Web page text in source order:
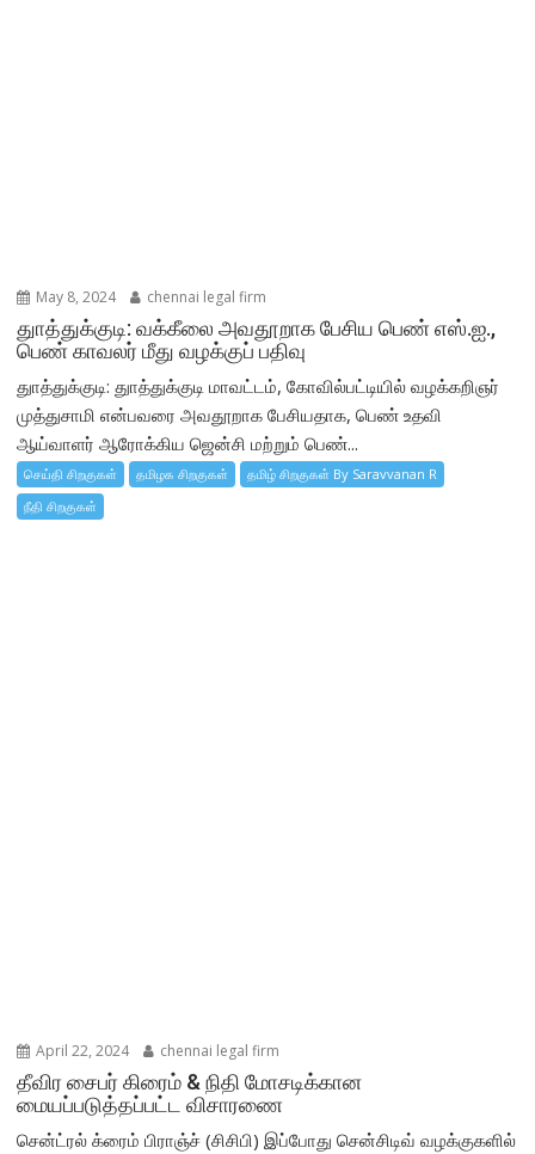
May 8, 2024 chennai legal firm
துாத்துக்குடி: வக்கீலை அவதூறாக பேசிய பெண் எஸ்.ஐ.,
பெண் காவலர் மீது வழக்குப் பதிவு
துாத்துக்குடி: துாத்துக்குடி மாவட்டம், கோவில்பட்டியில் வழக்கறிஞர்
முத்துசாமி என்பவரை அவதூறாக பேசியதாக, பெண் உதவி
ஆய்வாளர் ஆரோக்கிய ஜென்சி மற்றும் பெண்...
செய்தி சிறகுகள் தமிழக சிறகுகள்
தமிழ் சிறகுகள் By Saravvanan R
நீதி சிறகுகள்
April 22, 2024 chennai legal firm
தீவிர சைபர் கிரைம் & நிதி மோசடிக்கான
மையப்படுத்தப்பட்ட விசாரணை
சென்ட்ரல் க்ரைம் பிராஞ்ச் (சிசிபி) இப்போது சென்சிடிவ் வழக்குகளில்